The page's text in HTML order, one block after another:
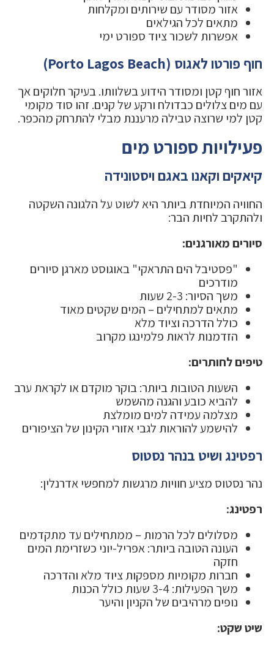
אזור מסודר עם שירותים ומקלחות
מתאים לכל הגילאים
אפשרות לשכור ציוד ספורט ימי
חוף פורטו לאגוס (Porto Lagos Beach)
אזור חוף קטן ומסודר הידוע בשלוותו. בעיקר חלוקים אך
עם מים צלולים כבדולח ורקע של קנים. זהו סוד מקומי
קטן למי שרוצה טבילה מרעננת מבלי להתרחק מהכפר.
פעילויות ספורט מים
קיאקים וקאנו באגם ויסטונידה
החוויה המיוחדת ביותר היא לשוט על הלגונה השקטה
ולהתקרב לחיות הבר:
סיורים מאורגנים:
"פסטיבל הים התראקי" באוגוסט מארגן סיורים
מודרכים
משך הסיור: 2-3 שעות
מתאים למתחילים – המים שקטים מאוד
כולל הדרכה וציוד מלא
הזדמנות לראות פלמינגו מקרוב
טיפים לחותרים:
השעות הטובות ביותר: בוקר מוקדם או לקראת ערב
להביא כובע והגנה מהשמש
מצלמה עמידה למים מומלצת
להישמע להוראות לגבי אזורי הקינון של הציפורים
רפטינג ושיט בנהר נסטוס
נהר נסטוס מציע חוויות מרגשות למחפשי אדרנלין:
רפטינג:
מסלולים לכל הרמות – ממתחילים עד מתקדמים
העונה הטובה ביותר: אפריל-יוני כשזרימת המים
חזקה
חברות מקומיות מספקות ציוד מלא והדרכה
משך הפעילות: 3-4 שעות כולל הכנות
נופים מרהיבים של הקניון והיער
שיט שקט: